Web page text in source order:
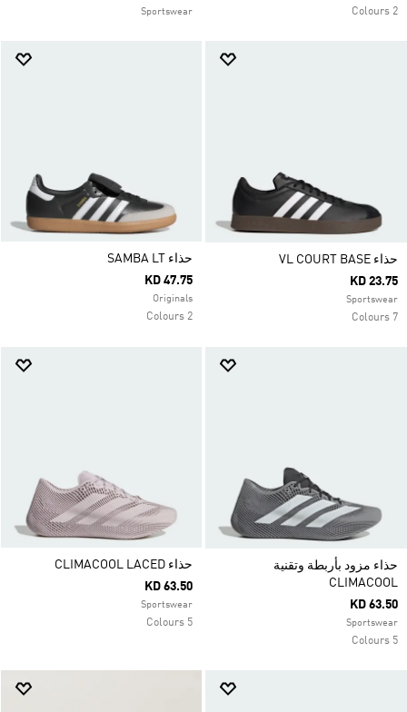
2 Colours
Sportswear
حذاء VL COURT BASE
KD 23.75
Sportswear
7 Colours
حذاء SAMBA LT
KD 47.75
Originals
2 Colours
حذاء مزود بأربطة وتقنية
CLIMACOOL
KD 63.50
Sportswear
5 Colours
حذاء CLIMACOOL LACED
KD 63.50
Sportswear
5 Colours